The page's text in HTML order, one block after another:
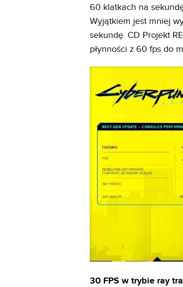
60 klatkach na
Wyjątkiem jest mniej
sekundę. CD Projekt
płynności z 60 fps do
30 FPS w trybie ray